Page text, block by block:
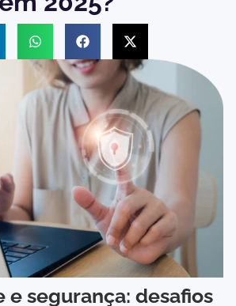
e segurança: desafios